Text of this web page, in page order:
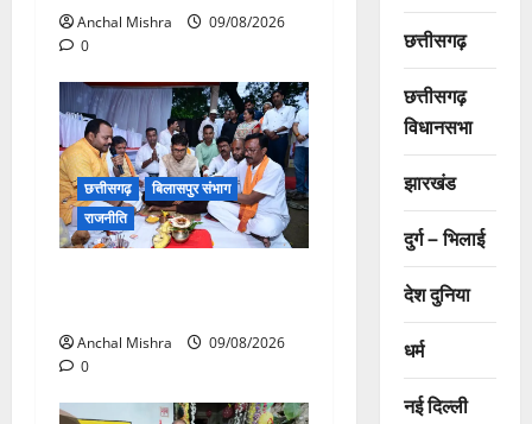
Anchal Mishra
09/08/2026
0
छत्तीसगढ़
बिलासपुर संभाग
राजनीति
Anchal Mishra
09/08/2026
0
छत्तीसगढ़
छत्तीसगढ़
विधानसभा
झारखंड
दुर्ग – भिलाई
देश दुनिया
धर्म
नई दिल्ली